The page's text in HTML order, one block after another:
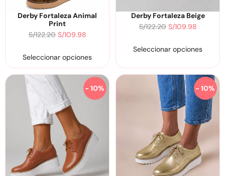
Derby Fortaleza Animal
Print
S/122.20 S/109.98
Seleccionar opciones
Derby Fortaleza Beige
S/122.20 S/109.98
Seleccionar opciones
- 10% - 10%